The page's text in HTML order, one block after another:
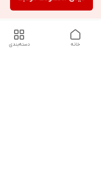
دسته‌بندی خانه